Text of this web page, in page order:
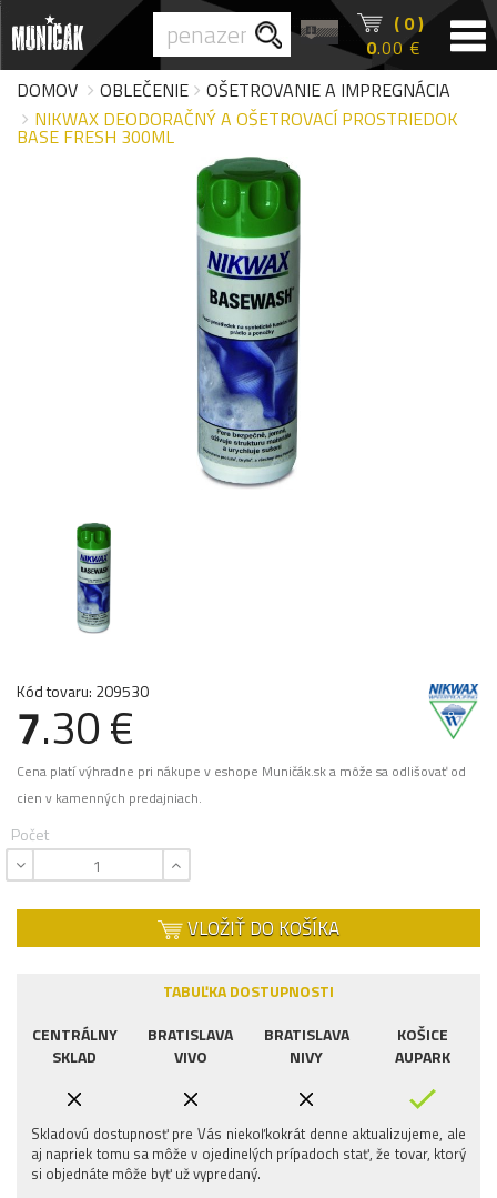
( 0 )
0.00 €
DOMOV
OBLEČENIE
OŠETROVANIE A IMPREGNÁCIA
NIKWAX DEODORAČNÝ A OŠETROVACÍ PROSTRIEDOK
BASE FRESH 300ML
Kód tovaru: 209530
7.30 €
Cena platí výhradne pri nákupe v eshope Muničák.sk a môže sa odlišovať od
cien v kamenných predajniach.
Počet
VLOŽIŤ DO KOŠÍKA
TABUĽKA DOSTUPNOSTI
CENTRÁLNY
SKLAD
BRATISLAVA
VIVO
BRATISLAVA
NIVY
KOŠICE
AUPARK
Skladovú dostupnosť pre Vás niekoľkokrát denne aktualizujeme, ale
aj napriek tomu sa môže v ojedinelých prípadoch stať, že tovar, ktorý
si objednáte môže byť už vypredaný.